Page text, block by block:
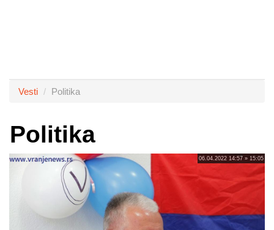
Vesti Politika
Politika
06.04.2022 14:57 » 15:05